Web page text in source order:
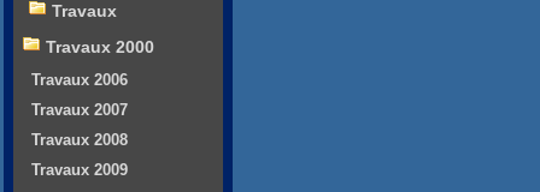
Travaux
Travaux 2000
Travaux 2006
Travaux 2007
Travaux 2008
Travaux 2009